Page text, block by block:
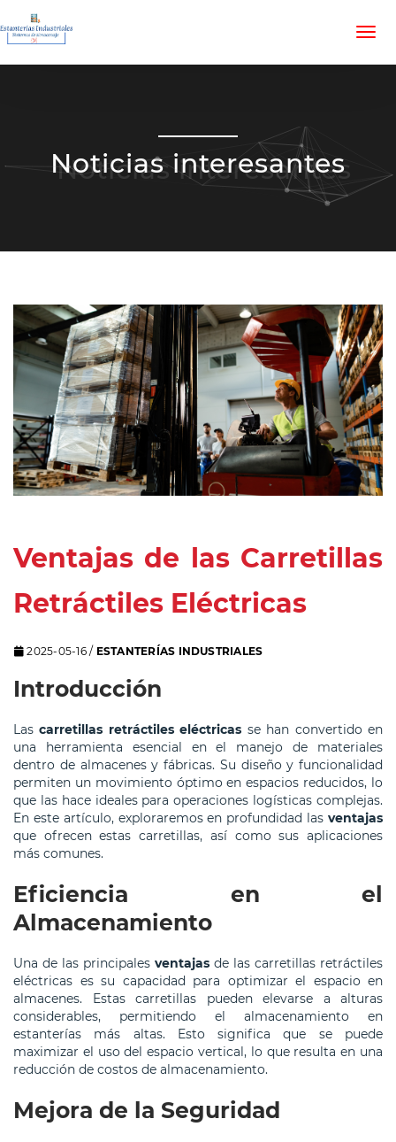
Noticias interesantes
Ventajas de las Carretillas
Retráctiles Eléctricas
2025-05-16/ ESTANTERÍAS INDUSTRIALES
Introducción
Lascarretillas retráctiles eléctricas se han convertido en
una herramienta esencial en el manejo de materiales
dentro de almacenes y fábricas. Su diseño y funcionalidad
permiten un movimiento óptimo en espacios reducidos, lo
que las hace ideales para operaciones logísticas complejas.
En este artículo, exploraremos en profundidad las ventajas
que ofrecen estas carretillas, así como sus aplicaciones
más comunes.
Eficiencia en el
Almacenamiento
Una de las principales ventajas de las carretillas retráctiles
eléctricas es su capacidad para optimizar el espacio en
almacenes. Estas carretillas pueden elevarse a alturas
considerables, permitiendo el almacenamiento en
estanterías más altas. Esto significa que se puede
maximizar el uso del espacio vertical, lo que resulta en una
reducción de costos de almacenamiento.
Mejora de la Seguridad